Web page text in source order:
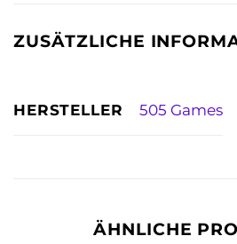
ZUSÄTZLICHE
HERSTELLER 505 Games
ÄHNLICHE